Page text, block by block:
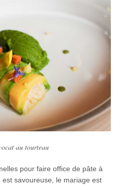
au tourteau
pour faire office de pâte à
savoureuse, le mariage est